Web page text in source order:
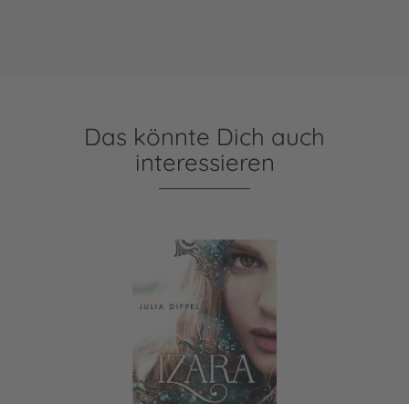
Das könnte Dich auch
interessieren